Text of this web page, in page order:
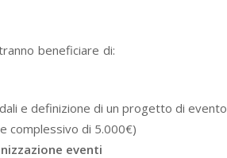
beneficiare di:
e definizione di un progetto di evento
complessivo di 5.000€)
eventi